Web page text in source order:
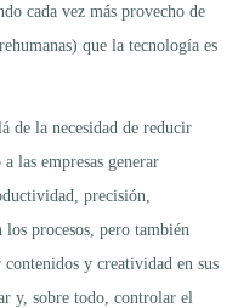
cada vez más provecho de
que la tecnología es
de la necesidad de reducir
las empresas generar
precisión,
procesos, pero también
y creatividad en sus
y, sobre todo, controlar el